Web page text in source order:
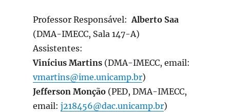
Professor Responsável:Alberto Saa
(DMA-IMECC, Sala 147-A)
Assistentes:
Vinícius Martins(DMA-IMECC, email:
vmartins@ime.unicamp.br)
Jefferson Monção(PED, DMA-IMECC,
email: j218456@dac.unicamp.br)